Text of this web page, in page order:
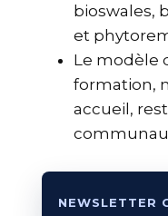
bioswales,
et
Le modèle
formation,
accueil,
NEWSLETTER